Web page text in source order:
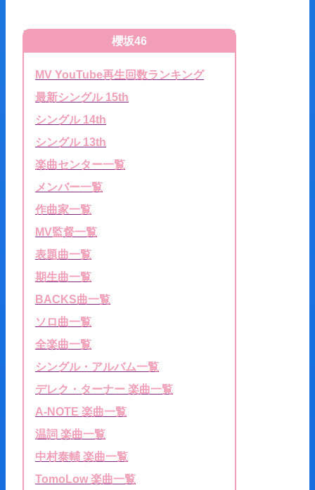
櫻坂46
MV YouTube再生回数ランキング
最新シングル 15th
シングル 14th
シングル 13th
楽曲センター一覧
メンバー一覧
作曲家一覧
MV監督一覧
表題曲一覧
期生曲一覧
BACKS曲一覧
ソロ曲一覧
全楽曲一覧
シングル・アルバム一覧
デレク・ターナー 楽曲一覧
A-NOTE 楽曲一覧
温詞 楽曲一覧
中村泰輔 楽曲一覧
TomoLow 楽曲一覧